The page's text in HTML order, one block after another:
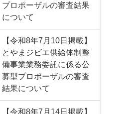
プロポーザルの審査結果
について
【令和8年7月10日掲載】
とやまジビエ供給体制整
備事業業務委託に係る公
募型プロポーザルの審査
結果について
【令和8年7月14日掲載】